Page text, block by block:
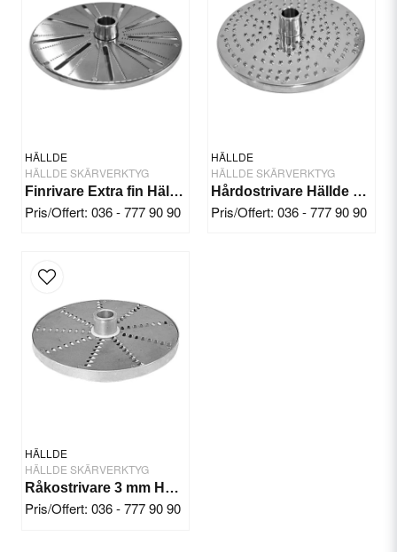
HÄLLDE
HÄLLDE SKÄRVERKTYG
Finrivare Extra fin Hällde RG-300i/350/400
Pris/Offert: 036 - 777 90 90
HÄLLDE
HÄLLDE SKÄRVERKTYG
Hårdostrivare Hällde RG-200/250
Pris/Offert: 036 - 777 90 90
HÄLLDE
HÄLLDE SKÄRVERKTYG
Råkostrivare 3 mm Hällde RG-7-200-250
Pris/Offert: 036 - 777 90 90
Ja, ni får publicera min fråga